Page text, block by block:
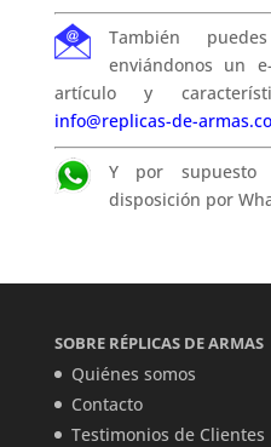
También
enviándonos un
artículo y
info@replicas-de-
Y por supuesto
disposición por
SOBRE RÉPLICAS DE ARMAS
Quiénes somos
Contacto
Testimonios de Clientes